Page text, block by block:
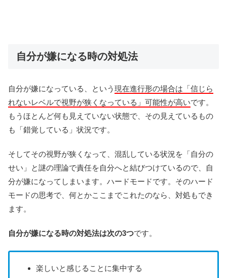
自分が嫌になる時の対処法
自分が嫌になっている、という 現在進行形の場合は「信じら
れないレベルで視野が狭くなっている」可能性が高いです。
もうほとんど何も見えていない状態で、その見えているもの
も「錯覚している」状況です。
そしてその視野が狭くなって、混乱している状況を「自分の
せい」と謎の理論で責任を自分へと結びつけているので、自
分が嫌になってしまいます。ハードモードです。そのハード
モードの思考で、何とかここまでこれたのなら、対処もでき
ます。
自分が嫌になる時の対処法は次の3つです。
楽しいと感じることに集中する